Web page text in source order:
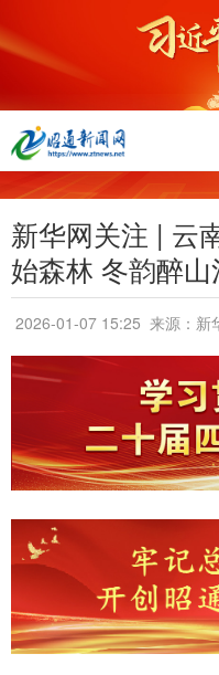
新华网关注 | 云
始森林 冬韵醉山
2026-01-07 15:25 来源：新